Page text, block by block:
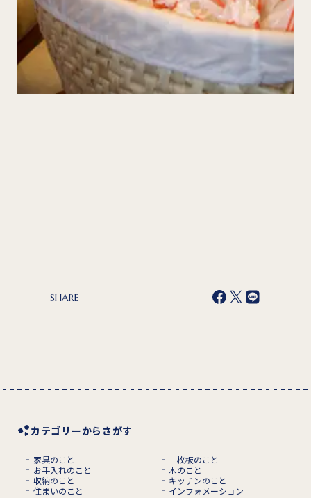
SHARE
カテゴリーからさがす
家具のこと
一枚板のこと
お手入れのこと
木のこと
収納のこと
キッチンのこと
住まいのこと
インフォメーション